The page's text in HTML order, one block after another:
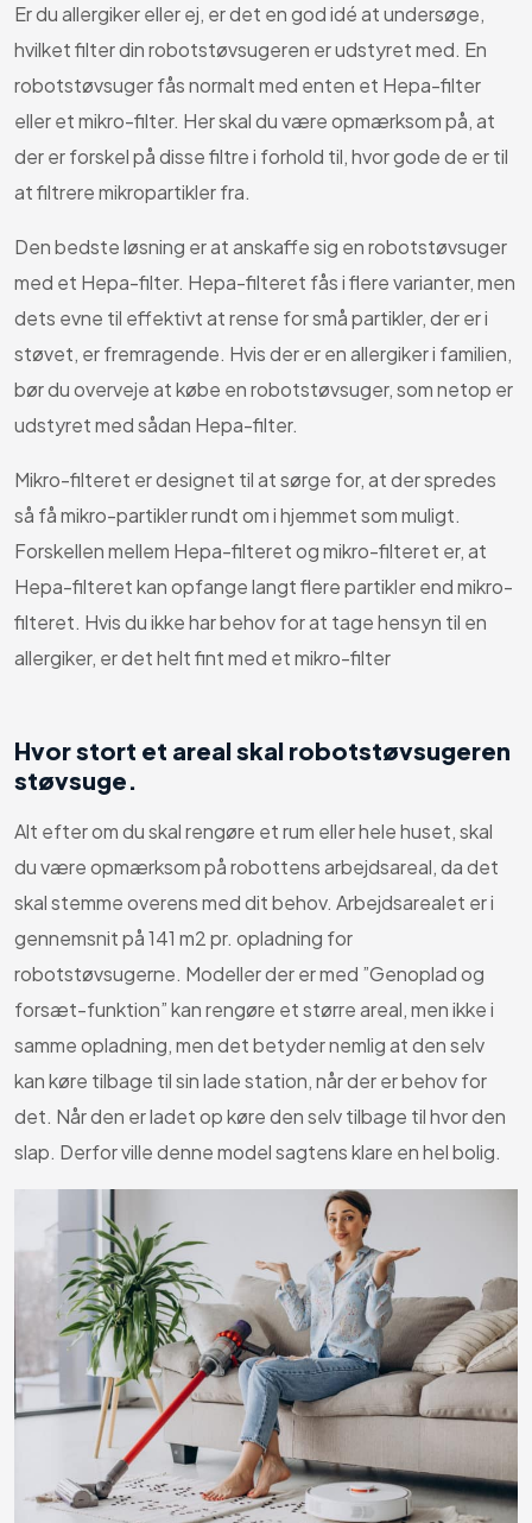
Er du allergiker eller ej, er det en god idé at undersøge,
hvilket filter din robotstøvsugeren er udstyret med. En
robotstøvsuger fås normalt med enten et Hepa-filter
eller et mikro-filter. Her skal du være opmærksom på, at
der er forskel på disse filtre i forhold til, hvor gode de er til
at filtrere mikropartikler fra.
Den bedste løsning er at anskaffe sig en robotstøvsuger
med et Hepa-filter. Hepa-filteret fås i flere varianter, men
dets evne til effektivt at rense for små partikler, der er i
støvet, er fremragende. Hvis der er en allergiker i familien,
bør du overveje at købe en robotstøvsuger, som netop er
udstyret med sådan Hepa-filter.
Mikro-filteret er designet til at sørge for, at der spredes
så få mikro-partikler rundt om i hjemmet som muligt.
Forskellen mellem Hepa-filteret og mikro-filteret er, at
Hepa-filteret kan opfange langt flere partikler end mikro-
filteret. Hvis du ikke har behov for at tage hensyn til en
allergiker, er det helt fint med et mikro-filter
Hvor stort et areal skal robotstøvsugeren
støvsuge.
Alt efter om du skal rengøre et rum eller hele huset, skal
du være opmærksom på robottens arbejdsareal, da det
skal stemme overens med dit behov. Arbejdsarealet er i
gennemsnit på 141 m2 pr. opladning for
robotstøvsugerne. Modeller der er med ”Genoplad og
forsæt-funktion” kan rengøre et større areal, men ikke i
samme opladning, men det betyder nemlig at den selv
kan køre tilbage til sin lade station, når der er behov for
det. Når den er ladet op køre den selv tilbage til hvor den
slap. Derfor ville denne model sagtens klare en hel bolig.